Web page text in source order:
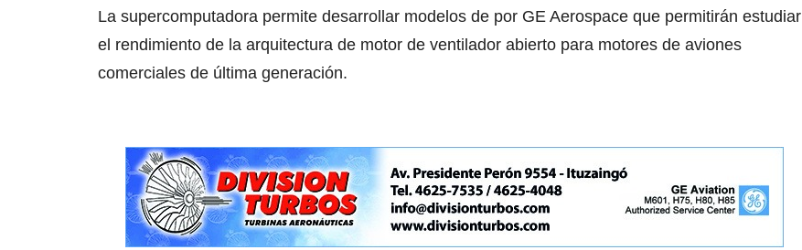
La supercomputadora permite desarrollar modelos de por GE Aerospace que permitirán estudiar
el rendimiento de la arquitectura de motor de ventilador abierto para motores de aviones
comerciales de última generación.